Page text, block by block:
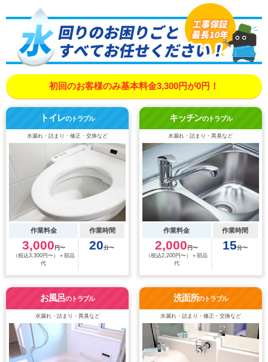
初回のお客様のみ基本料金3,300円が0円！
トイレのトラブル
水漏れ・詰まり・修正・交換など
作業料金 作業時間
3,000 円〜
（税込3,300円〜）＋部品
代
20分〜
キッチンのトラブル
水漏れ・詰まり・異臭など
作業料金 作業時間
2,000 円〜
（税込2,200円〜）＋部品
代
15分〜
お風呂のトラブル
水漏れ・詰まり・異臭など
洗面所のトラブル
水漏れ・詰まり・修正・交換など